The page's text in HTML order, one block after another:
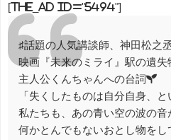
[the_ad id="5494"]
♯話題の人気講談師、神田松之
映画『未来のミライ』駅の遺失
主人公くんちゃんへの台詞🌱
「失くしたものは自分自身、と
私たちも、あの青い空の波の音
何かとんでもないおとし物を